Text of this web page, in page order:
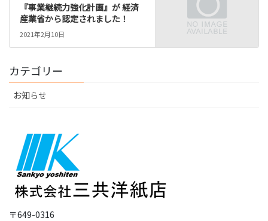
『事業継続力強化計画』が 経済
産業省から認定されました！
2021年2月10日
カテゴリー
お知らせ
〒649-0316